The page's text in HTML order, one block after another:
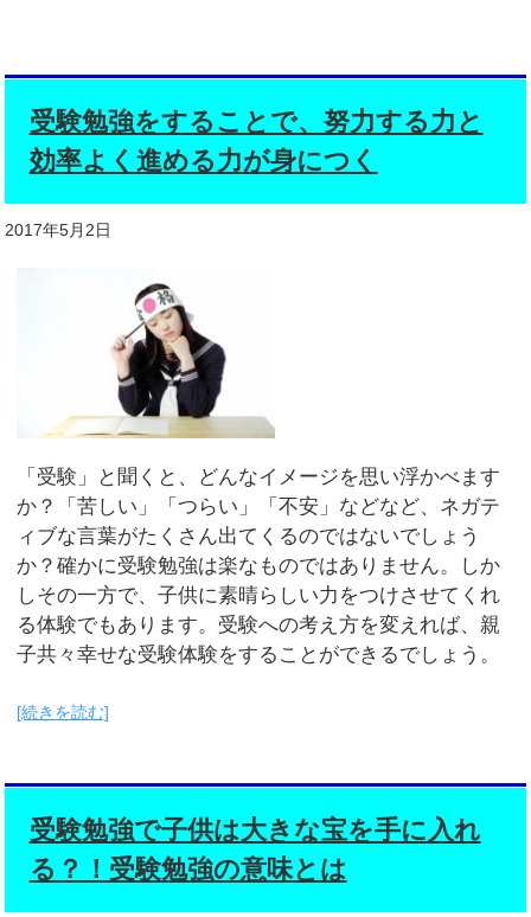
受験勉強をすることで、努力する力と
効率よく進める力が身につく
2017年5月2日
「受験」と聞くと、どんなイメージを思い浮かべます
か？「苦しい」「つらい」「不安」などなど、ネガテ
ィブな言葉がたくさん出てくるのではないでしょう
か？確かに受験勉強は楽なものではありません。しか
しその一方で、子供に素晴らしい力をつけさせてくれ
る体験でもあります。受験への考え方を変えれば、親
子共々幸せな受験体験をすることができるでしょう。
[続きを読む]
受験勉強で子供は大きな宝を手に入れ
る？！受験勉強の意味とは